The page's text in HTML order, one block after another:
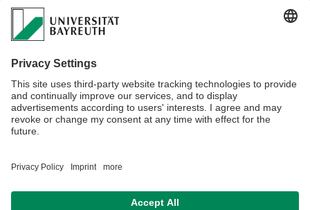
Kontakt:
Prof. Dr. Axel Enders
Lehrstuhl Experimentalphysik XI
95440 Bayreuth
Tel.: +49 (0)921 / 55-3300
E-Mail:axel.enders@uni-bayreuth.de
Dr. Susan Enders
Tel.: +49 (0)921 / 55-3177